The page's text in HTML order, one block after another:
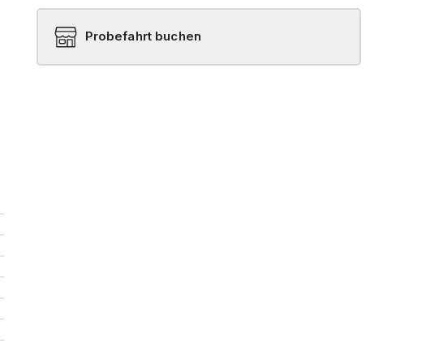
Probefahrt buchen